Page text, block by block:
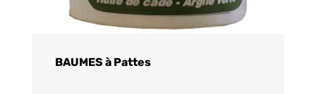
BAUMES à Pattes